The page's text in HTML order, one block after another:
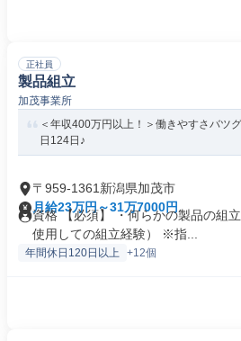
正社員
製品組立
加茂事業所
＜年収400万円以上！＞働きやすさバツ
日124日♪
〒959-1361新潟県加茂市
月給23万円～31万7000円
資格 【必須】 ・何らかの製品の組
使用しての組立経験） ※指...
年間休日120日以上 +12個